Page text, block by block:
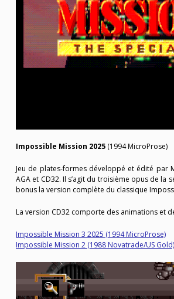
Impossible Mission 2025 (1994 MicroProse)
Jeu de plates-formes développé et édité par
AGA et CD32. Il s’agit du troisième opus de la
bonus la version complète du classique
La version CD32 comporte des animations et
Impossible Mission 3 2025 (1994 MicroProse)
Impossible Mission 2 (1988 Novatrade/US Gold)